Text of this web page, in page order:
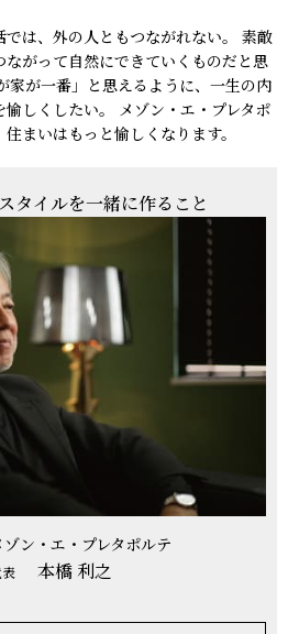
は、外の人ともつながれない。
素敵
がって自然にできていくものだと思
家が一番」と思えるように、一生の内
しくしたい。
メゾン・エ・プレタポ
まいはもっと愉しくなります。
タイルを一緒に作ること
ゾン・エ・プレタポルテ
本橋 利之